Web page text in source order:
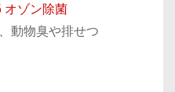
オゾン除菌
動物臭や排せつ